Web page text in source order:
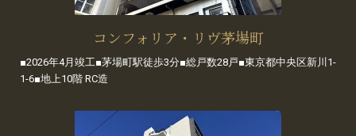
コンフォリア・リヴ茅場町
■2026年4月竣工■茅場町駅徒歩3分■総戸数28戸■東京都中央区新川1-
1-6■地上10階 RC造